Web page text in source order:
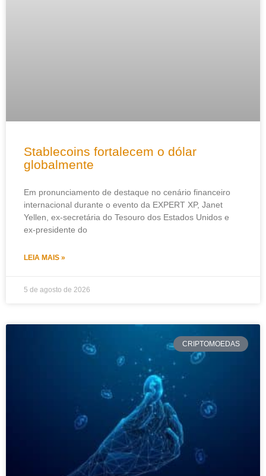
Stablecoins fortalecem o dólar
globalmente
Em pronunciamento de destaque no cenário financeiro
internacional durante o evento da EXPERT XP, Janet
Yellen, ex-secretária do Tesouro dos Estados Unidos e
ex-presidente do
LEIA MAIS »
5 de agosto de 2026
CRIPTOMOEDAS